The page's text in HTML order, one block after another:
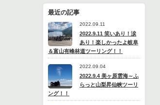
最近の記事
2022.09.11
2022.9.11 笑いあり！涙
あり！楽しかったよ岐阜
＆富山有峰林道ツーリング！！
2022.09.04
2022.9.4 美ヶ原雲海～ふ
らっと山梨昇仙峡ツーリ
ング！！